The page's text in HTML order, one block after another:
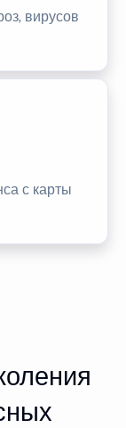
вирусов
с карты